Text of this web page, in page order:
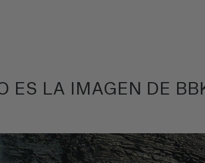
ES LA IMAGEN DE